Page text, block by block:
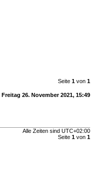
Seite 1von 1
Freitag 26. November 2021, 15:49
Alle Zeiten sind UTC+02:00
Seite 1von 1